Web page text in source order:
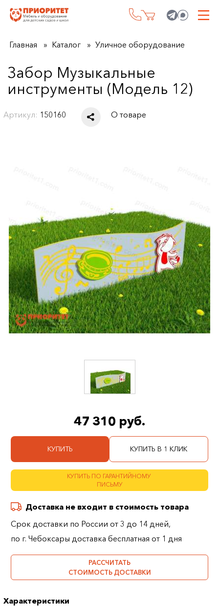
Главная Каталог Уличное оборудование
Забор Музыкальные
инструменты (Модель 12)
Артикул: 150160 О товаре
47 310 руб.
КУПИТЬ КУПИТЬ В 1 КЛИК
КУПИТЬ ПО ГАРАНТИЙНОМУ
ПИСЬМУ
Доставка не входит в стоимость товара
Срок доставки по России от 3 до 14 дней,
по г. Чебоксары доставка бесплатная от 1 дня
РАССЧИТАТЬ
СТОИМОСТЬ ДОСТАВКИ
Характеристики